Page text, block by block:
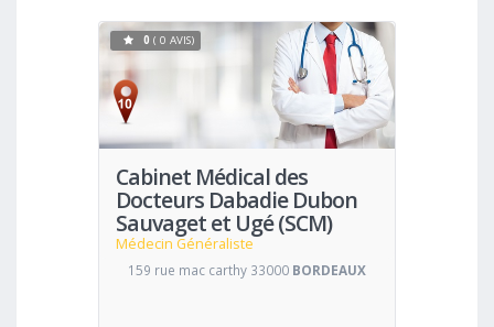
Cabinet Médical des
Docteurs Dabadie Dubon
Sauvaget et Ugé (SCM)
Médecin Généraliste
Voir
0 ( 0 AVIS)
159 rue mac carthy 33000 BORDEAUX